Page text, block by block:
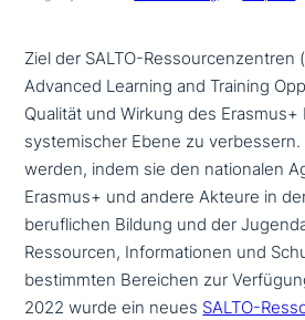
Ziel der SALTO-Ressourcenzentren
Advanced Learning and Training
Qualität und Wirkung des Erasmus+
syste­mi­scher Ebene zu
werden, indem sie den natio­na­len
Erasmus+ und andere Akteure in
beruf­li­chen Bildung und der
Ressourcen, Informationen und
bestimm­ten Bereichen zur
2022 wurde ein neues SALTO-